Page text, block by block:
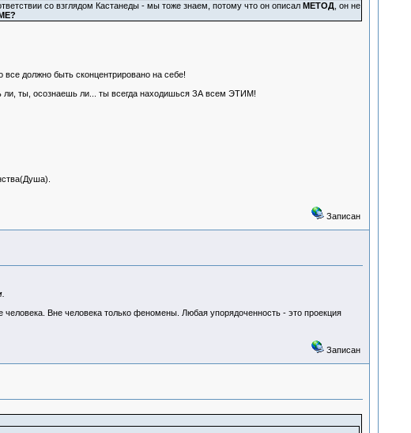
со взглядом Кастанеды - мы тоже знаем, потому что он описал МЕТОД, он не
должно быть сконцентрировано на себе!
ли, ты, осознаешь ли... ты всегда находишься ЗА всем ЭТИМ!
Записан
Вне человека только феномены. Любая упорядоченность - это проекция
Записан